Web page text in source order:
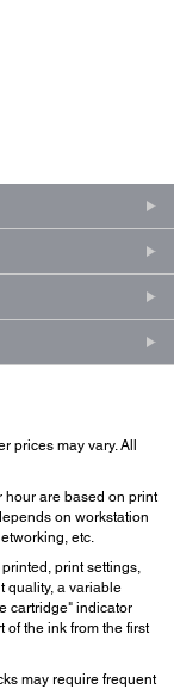
prices may vary. All
hour are based on print
on workstation
etc.
print settings,
quality, a variable
cartridge" indicator
of the ink from the first
may require frequent